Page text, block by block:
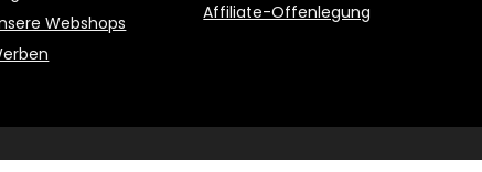
Webshops
Affiliate-Offenlegung